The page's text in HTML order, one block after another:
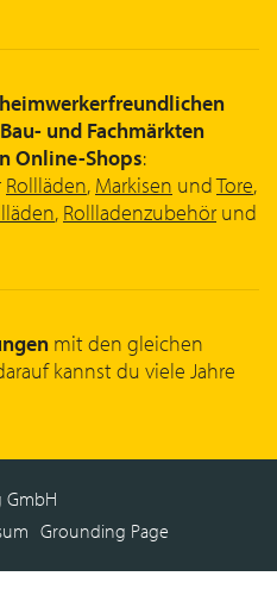
Bau- und Fachmärkten
Online-Shops:
Rollläden, Markisen undTore,
, Rollladenzubehör und
mit den gleichen
kannst du viele Jahre
GmbH
Grounding Page